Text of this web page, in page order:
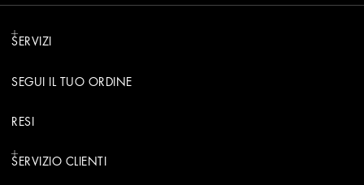
SERVIZI
SEGUI IL TUO ORDINE
RESI
SERVIZIO CLIENTI